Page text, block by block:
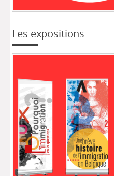
Les expositions